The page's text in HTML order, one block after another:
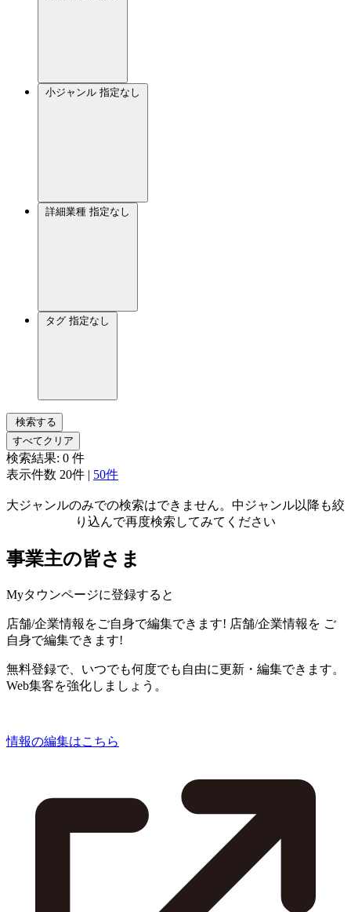
小ジャンル 指定なし
詳細業種 指定なし
タグ 指定なし
検索する
すべてクリア
検索結果: 0 件
表示件数 20件 | 50件
大ジャンルのみでの検索はできません。中ジャンル以降も絞
り込んで再度検索してみてください
事業主の皆さま
Myタウンページに登録すると
店舗/企業情報をご自身で編集できます! 店舗/企業情報を ご
自身で編集できます!
無料登録で、いつでも何度でも自由に更新・編集できます。
Web集客を強化しましょう。
情報の編集はこちら